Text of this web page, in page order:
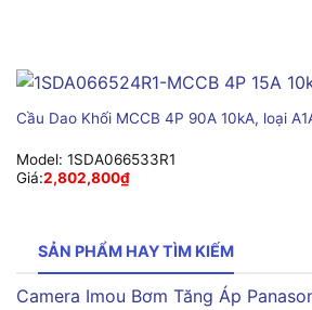
Cầu Dao Khối MCCB 4P 90A 10kA, loại
Model: 1SDA066533R1
Giá:2,802,800₫
SẢN PHẨM HAY TÌM KIẾM
Camera Imou Bơm Tăng Áp